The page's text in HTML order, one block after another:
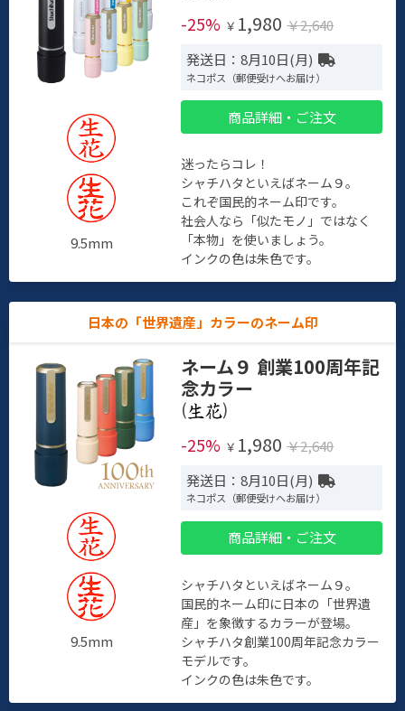
9.5mm
-25% ￥ 1,980 ￥2,640
発送日：8月10日(月)
ネコポス（郵便受けへお届け）
商品詳細・ご注文
迷ったらコレ！
シャチハタといえばネーム９。
これぞ国民的ネーム印です。
社会人なら「似たモノ」ではなく
「本物」を使いましょう。
インクの色は朱色です。
日本の「世界遺産」カラーのネーム印
9.5mm
ネーム９ 創業100周年記
念カラー
(
)
-25% ￥ 1,980 ￥2,640
発送日：8月10日(月)
ネコポス（郵便受けへお届け）
商品詳細・ご注文
シャチハタといえばネーム９。
国民的ネーム印に日本の「世界遺
産」を象徴するカラーが登場。
シャチハタ創業100周年記念カラー
モデルです。
インクの色は朱色です。